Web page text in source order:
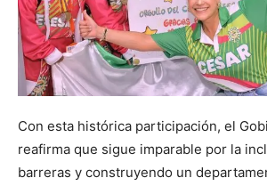
Con esta histórica participación, el
reafirma que sigue imparable por la
barreras y construyendo un